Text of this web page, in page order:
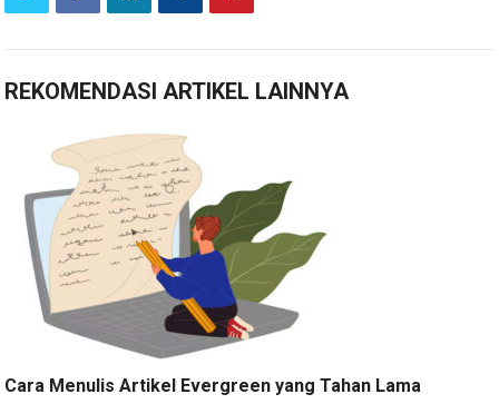
REKOMENDASI ARTIKEL LAINNYA
Cara Menulis Artikel Evergreen yang Tahan Lama